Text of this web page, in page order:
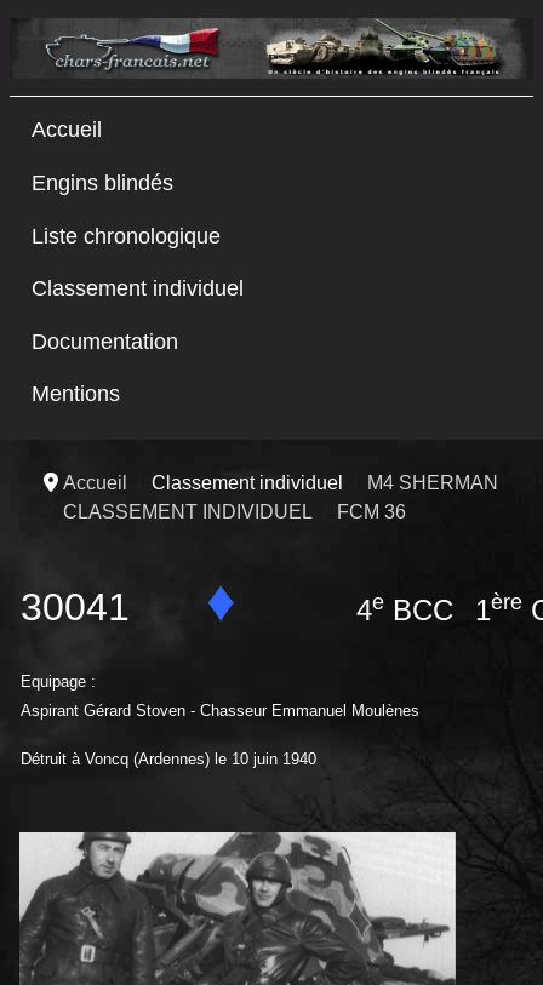
Accueil
Engins blindés
Liste chronologique
Classement individuel
Documentation
Mentions
Accueil Classement individuel
M4 SHERMAN
CLASSEMENT INDIVIDUEL
FCM 36
30041 ♦ 4e BCC 1ère
Equipage :
Aspirant Gérard Stoven - Chasseur Emmanuel Moulènes
Détruit à Voncq (Ardennes) le 10 juin 1940